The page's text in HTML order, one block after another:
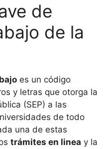
de
de la
es un código
y letras que otorga la
(SEP) a las
de todo
una de estas
trámites en linea y la